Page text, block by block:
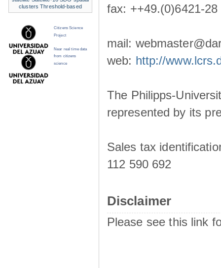
fax: ++49.(0)6421-28
mail:
web: http://
The Philipps-
represented by its
Sales tax
112 590 692
Disclaimer
Please see this link
clusters Threshold-based
Citizens Science
Project
Near real time data
from citizens
science